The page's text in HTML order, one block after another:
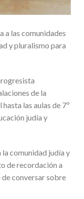
a las comunidades
y pluralismo para
de la
las aulas de 7º
judía y
comunidad judía y
de recordación a
conversar sobre